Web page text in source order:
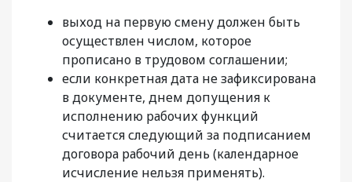
выход на первую смену должен быть
осуществлен числом, которое
прописано в трудовом соглашении;
если конкретная дата не зафиксирована
в документе, днем допущения к
исполнению рабочих функций
считается следующий за подписанием
договора рабочий день (календарное
исчисление нельзя применять).